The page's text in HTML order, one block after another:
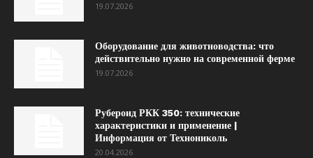
19.07.2026
Оборудование для животноводства: что
действительно нужно на современной ферме
19.07.2026
Рубероид РКК 350: технические
характеристики и применение |
Информация от Технониколь
20.04.2026